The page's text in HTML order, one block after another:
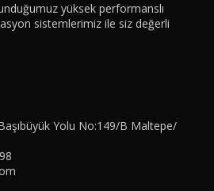
yüksek performanslı
sistemlerimiz ile siz değerli
Başıbüyük Yolu No:149/B Maltepe/